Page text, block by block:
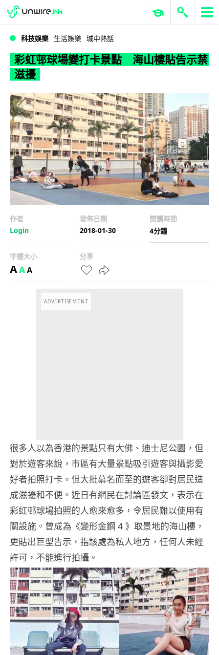
彩虹邨球場變打卡景點 海山樓貼告示禁滋擾
WWDC 2026 ERP 與商業 AI
科技娛樂 生活娛樂 城中熱話
彩虹邨球場變打卡景點 海山樓貼告示禁
滋擾
作者
Login
發佈日期
2018-01-30
閱讀時間
4分鐘
字體大小
AAA
分享
ADVERTISEMENT
很多人以為香港的景點只有大佛、迪士尼公園，但
對於遊客來說，市區有大量景點吸引遊客與攝影愛
好者拍照打卡。但大批慕名而至的遊客卻對居民造
成滋擾和不便。近日有網民在討論區發文，表示在
彩虹邨球場拍照的人愈來愈多，令居民難以使用有
關設施。曾成為《變形金鋼 4 》取景地的海山樓，
更貼出巨型告示，指該處為私人地方，任何人未經
許可，不能進行拍攝。